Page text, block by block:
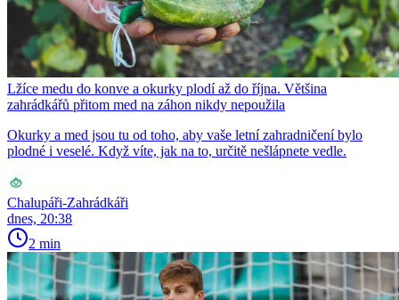
Lžíce medu do konve a okurky plodí až do října. Většina
zahrádkářů přitom med na záhon nikdy nepoužila
Okurky a med jsou tu od toho, aby vaše letní zahradničení bylo
plodné i veselé. Když víte, jak na to, určitě nešlápnete vedle.
Chalupáři-Zahrádkáři
dnes, 20:38
2 min